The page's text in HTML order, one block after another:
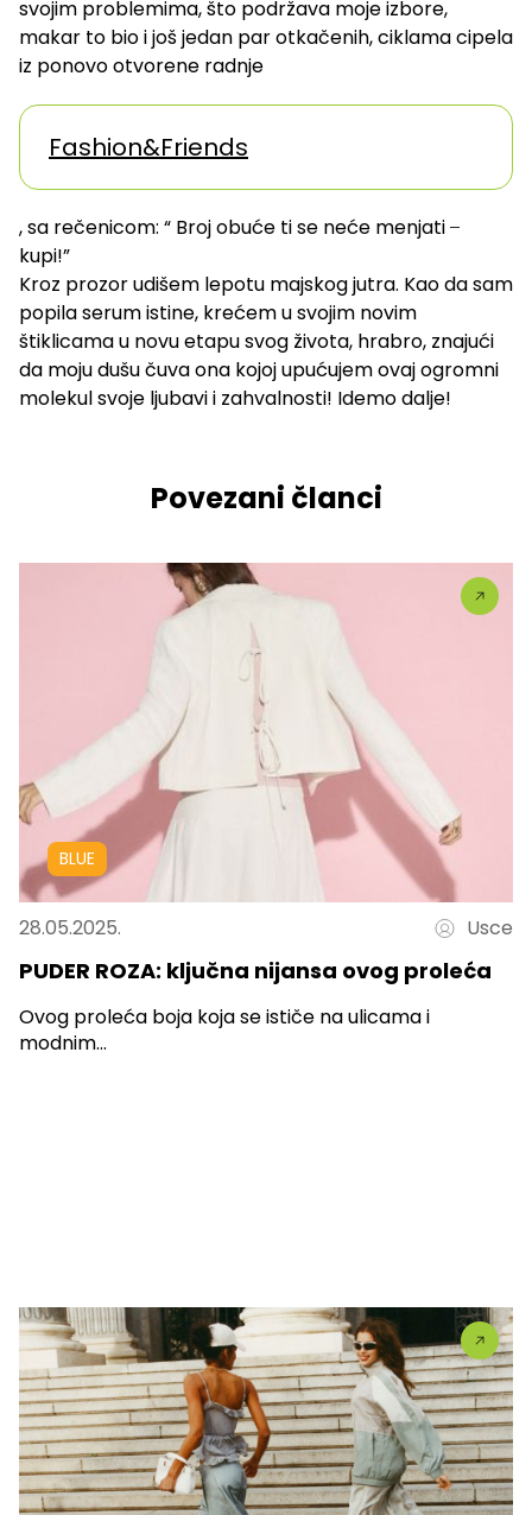
svojim problemima, što podržava moje izbore,
makar to bio i još jedan par otkačenih, ciklama cipela
iz ponovo otvorene radnje
Fashion&Friends
, sa rečenicom: “ Broj obuće ti se neće menjati ̶
kupi!”
Kroz prozor udišem lepotu majskog jutra. Kao da sam
popila serum istine, krećem u svojim novim
štiklicama u novu etapu svog života, hrabro, znajući
da moju dušu čuva ona kojoj upućujem ovaj ogromni
molekul svoje ljubavi i zahvalnosti! Idemo dalje!
Povezani članci
BLUE
28.05.2025. Usce
PUDER ROZA: ključna nijansa ovog proleća
Ovog proleća boja koja se ističe na ulicama i
modnim...